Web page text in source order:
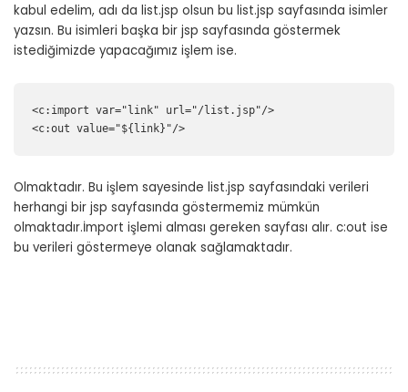
kabul edelim, adı da list.jsp olsun bu list.jsp sayfasında isimler
yazsın. Bu isimleri başka bir jsp sayfasında göstermek
istediğimizde yapacağımız işlem ise.
<c:import var="link" url="/list.jsp"/>
<c:out value="${link}"/>
Olmaktadır. Bu işlem sayesinde list.jsp sayfasındaki verileri
herhangi bir jsp sayfasında göstermemiz mümkün
olmaktadır.İmport işlemi alması gereken sayfası alır. c:out ise
bu verileri göstermeye olanak sağlamaktadır.